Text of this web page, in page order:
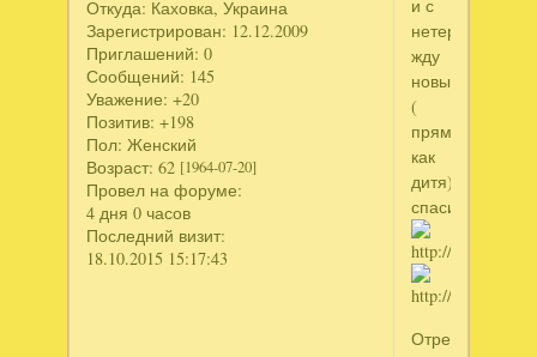
Откуда: Каховка, Украина
Зарегистрирован: 12.12.2009
Приглашений: 0
Сообщений: 145
Уважение: +20
Позитив: +198
Пол: Женский
Возраст: 62 [1964-07-20]
Провел на форуме:
4 дня 0 часов
Последний визит:
18.10.2015 15:17:43
и с
нетерпением
жду
новых
(
прям
как
дитя).
спасиба